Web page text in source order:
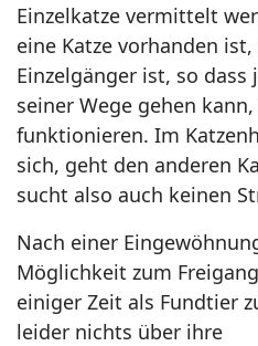
Einzelkatze vermittelt
eine Katze vorhanden
Einzelgänger ist, so dass
seiner Wege gehen
funktionieren. Im
sich, geht den anderen
sucht also auch keinen
Nach einer
Möglichkeit zum
einiger Zeit als Fundtier
leider nichts über ihre